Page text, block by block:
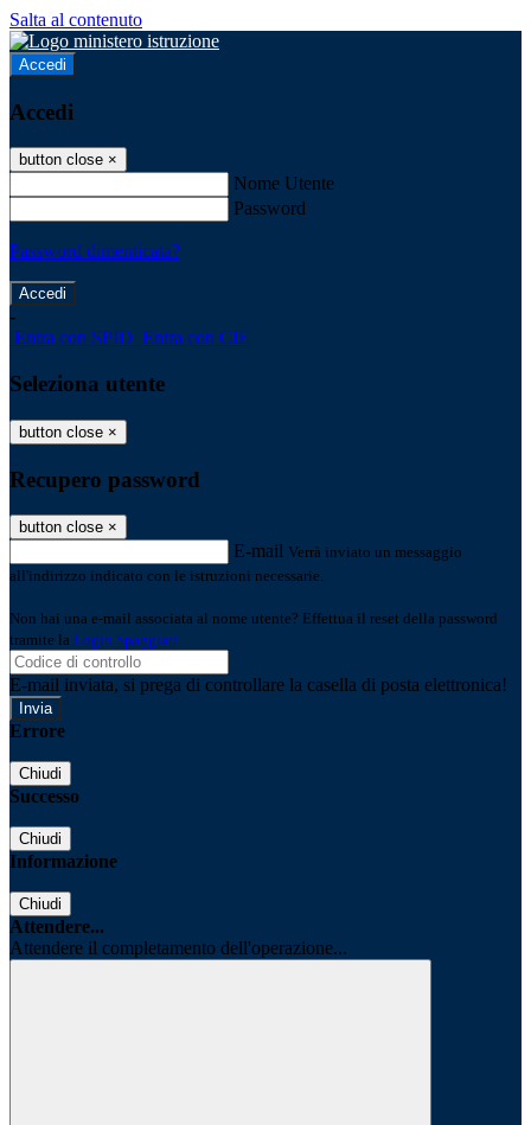
Salta al contenuto
Accedi
Accedi
button close ×
Nome Utente
Password
Password dimenticata?
-
Entra con SPID Entra con CIE
Seleziona utente
button close ×
Recupero password
button close ×
E-mail Verrà inviato un messaggio
all'indirizzo indicato con le istruzioni necessarie.
Non hai una e-mail associata al nome utente? Effettua il reset della password
tramite la Login Spaggiari
E-mail inviata, si prega di controllare la casella di posta elettronica!
Errore
Chiudi
Successo
Chiudi
Informazione
Chiudi
Attendere...
Attendere il completamento dell'operazione...